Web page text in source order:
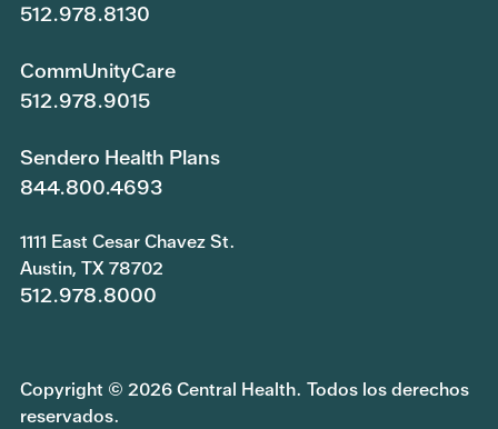
512.978.8130
CommUnityCare
512.978.9015
Sendero Health Plans
844.800.4693
1111 East Cesar Chavez St.
Austin, TX 78702
512.978.8000
Copyright © 2026 Central Health. Todos los derechos
reservados.